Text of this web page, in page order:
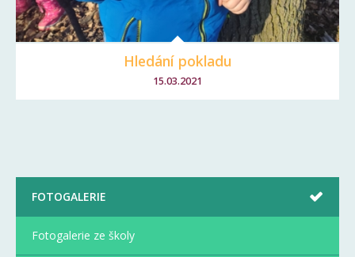
Hledání pokladu
15.03.2021
FOTOGALERIE
Fotogalerie ze školy